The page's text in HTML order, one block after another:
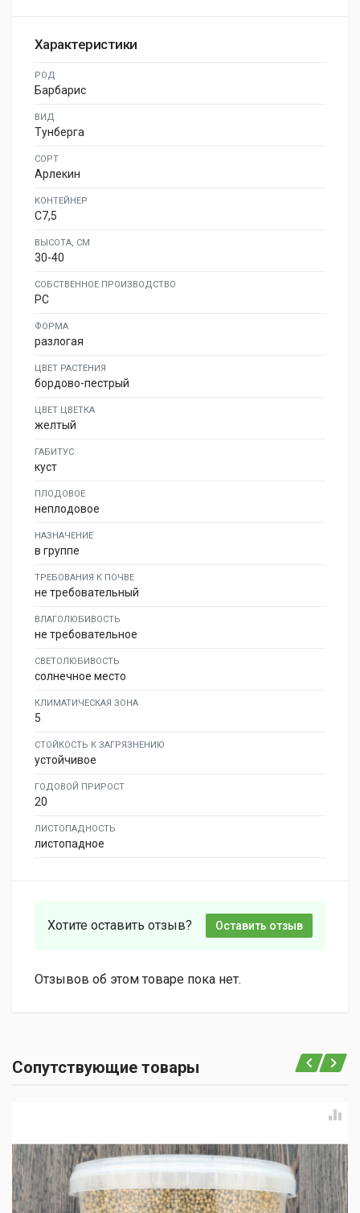
Характеристики
РОД
Барбарис
ВИД
Тунберга
СОРТ
Арлекин
КОНТЕЙНЕР
C7,5
ВЫСОТА, СМ
30-40
СОБСТВЕННОЕ ПРОИЗВОДСТВО
PC
ФОРМА
разлогая
ЦВЕТ РАСТЕНИЯ
бордово-пестрый
ЦВЕТ ЦВЕТКА
желтый
ГАБИТУС
куст
ПЛОДОВОЕ
неплодовое
НАЗНАЧЕНИЕ
в группе
ТРЕБОВАНИЯ К ПОЧВЕ
не требовательный
ВЛАГОЛЮБИВОСТЬ
не требовательное
СВЕТОЛЮБИВОСТЬ
солнечное место
КЛИМАТИЧЕСКАЯ ЗОНА
5
СТОЙКОСТЬ К ЗАГРЯЗНЕНИЮ
устойчивое
ГОДОВОЙ ПРИРОСТ
20
ЛИСТОПАДНОСТЬ
листопадное
Хотите оставить отзыв? Оставить отзыв
Отзывов об этом товаре пока нет.
Сопутствующие товары